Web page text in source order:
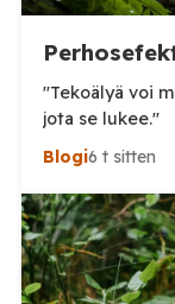
"Tekoälyä voi
jota se lukee."
Blogi6 t sitten